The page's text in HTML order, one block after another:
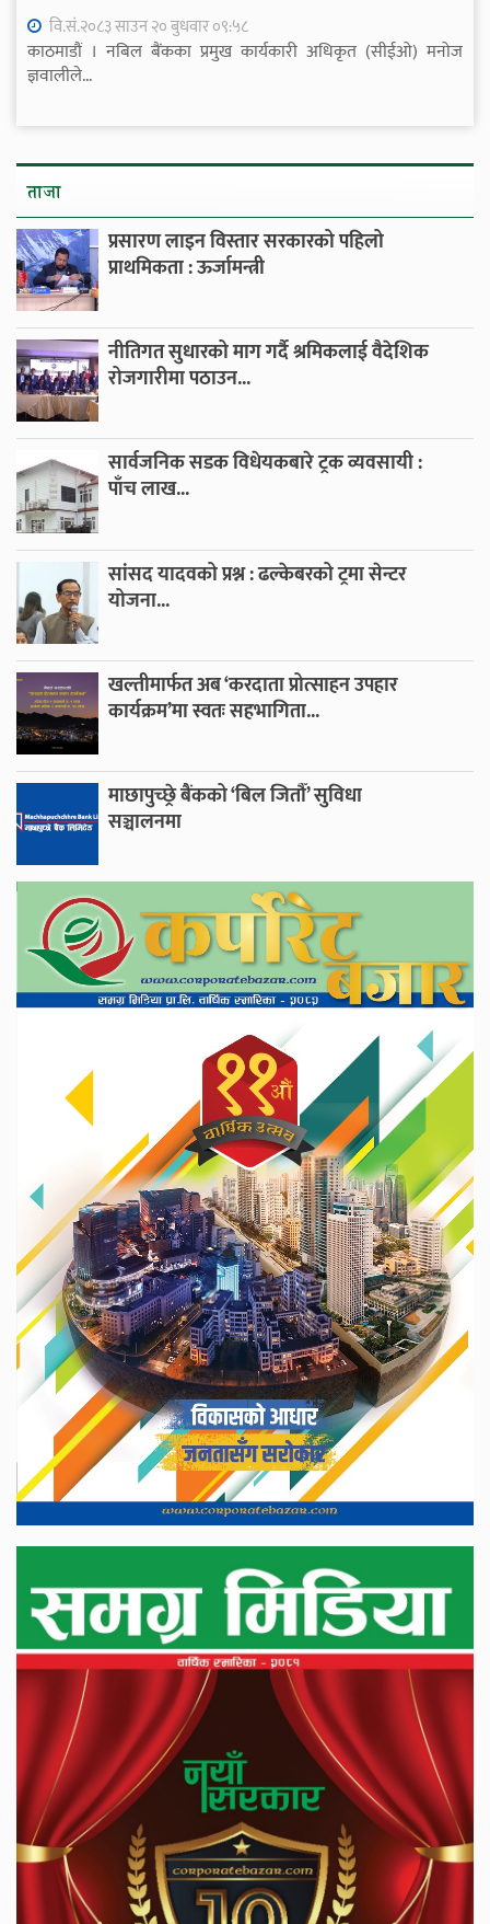
वि.सं.२०८३ साउन २० बुधवार ०९:५८
काठमाडौं । नबिल बैंकका प्रमुख कार्यकारी अधिकृत (सीईओ) मनोज
ज्ञवालीले...
ताजा
प्रसारण लाइन विस्तार सरकारको पहिलो
प्राथमिकता : ऊर्जामन्त्री
नीतिगत सुधारको माग गर्दै श्रमिकलाई वैदेशिक
रोजगारीमा पठाउन...
सार्वजनिक सडक विधेयकबारे ट्रक व्यवसायी :
पाँच लाख...
सांसद यादवको प्रश्न : ढल्केबरको ट्रमा सेन्टर
योजना...
खल्तीमार्फत अब ‘करदाता प्रोत्साहन उपहार
कार्यक्रम’मा स्वतः सहभागिता...
माछापुच्छ्रे बैंकको ‘बिल जितौँ’ सुविधा
सञ्चालनमा